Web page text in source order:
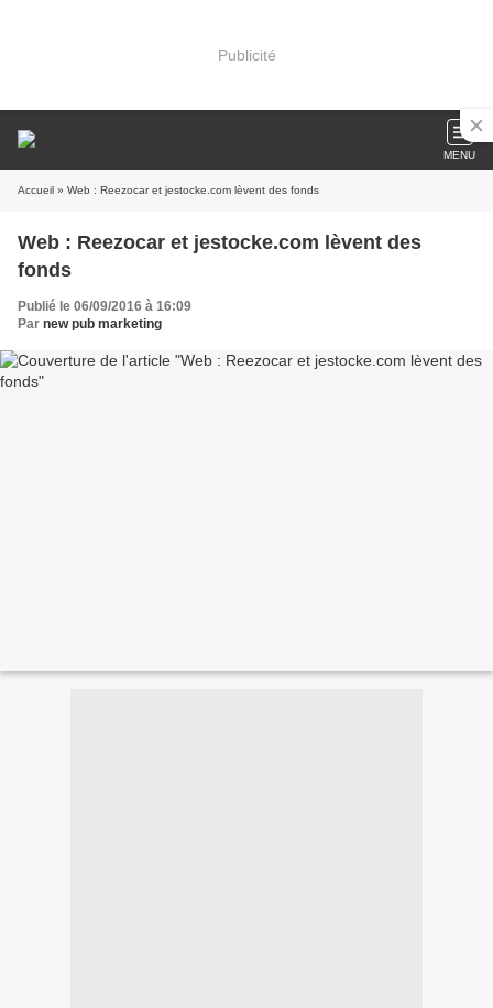
Publicité
MENU
Accueil » Web : Reezocar et jestocke.com lèvent des fonds
Web : Reezocar et jestocke.com lèvent des
fonds
Publié le 06/09/2016 à 16:09
Par new pub marketing